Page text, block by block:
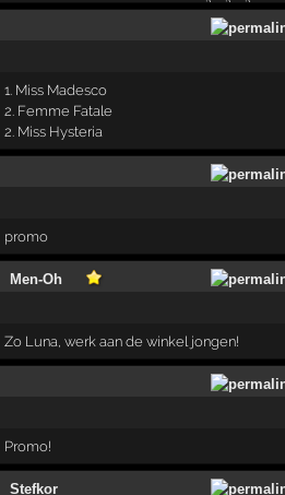
1. Miss Madesco
2. Femme Fatale
2. Miss Hysteria
promo
Men-Oh
Zo Luna, werk aan de winkel jongen!
Promo!
Stefkor